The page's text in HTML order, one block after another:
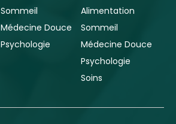
Sommeil
Médecine Douce
Psychologie
Alimentation
Sommeil
Médecine Douce
Psychologie
Soins